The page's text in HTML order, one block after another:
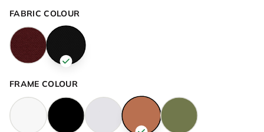
FABRIC COLOUR
FRAME COLOUR